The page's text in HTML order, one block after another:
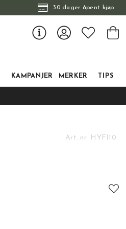
30 dager åpent kjøp
KAMPANJER MERKER TIPS
Art. nr. HYFI10